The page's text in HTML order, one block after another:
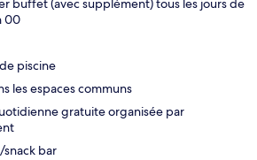
buffet (avec supplément) tous les jours de
00
piscine
les espaces communs
gratuite organisée par
bar